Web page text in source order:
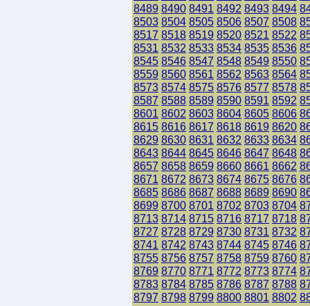
8489 8490 8491 8492 8493 8494
8503 8504 8505 8506 8507 8508
8517 8518 8519 8520 8521 8522
8531 8532 8533 8534 8535 8536
8545 8546 8547 8548 8549 8550
8559 8560 8561 8562 8563 8564
8573 8574 8575 8576 8577 8578
8587 8588 8589 8590 8591 8592
8601 8602 8603 8604 8605 8606
8615 8616 8617 8618 8619 8620
8629 8630 8631 8632 8633 8634
8643 8644 8645 8646 8647 8648
8657 8658 8659 8660 8661 8662
8671 8672 8673 8674 8675 8676
8685 8686 8687 8688 8689 8690
8699 8700 8701 8702 8703 8704
8713 8714 8715 8716 8717 8718
8727 8728 8729 8730 8731 8732
8741 8742 8743 8744 8745 8746
8755 8756 8757 8758 8759 8760
8769 8770 8771 8772 8773 8774
8783 8784 8785 8786 8787 8788
8797 8798 8799 8800 8801 8802